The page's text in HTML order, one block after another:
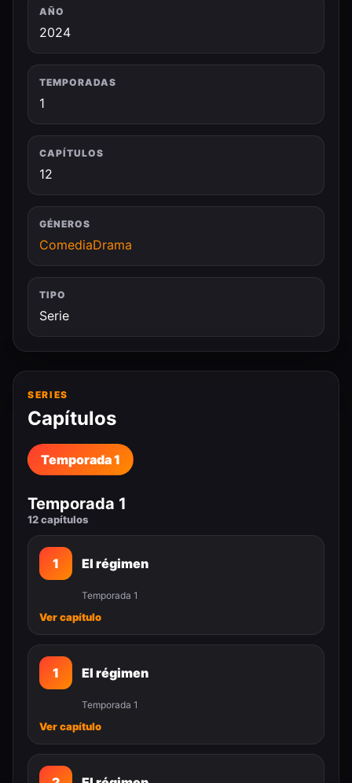
AÑO
2024
TEMPORADAS
1
CAPÍTULOS
12
GÉNEROS
ComediaDrama
TIPO
Serie
SERIES
Capítulos
Temporada 1
Temporada 1
12 capítulos
1 El régimen
Temporada 1
Ver capítulo
1 El régimen
Temporada 1
Ver capítulo